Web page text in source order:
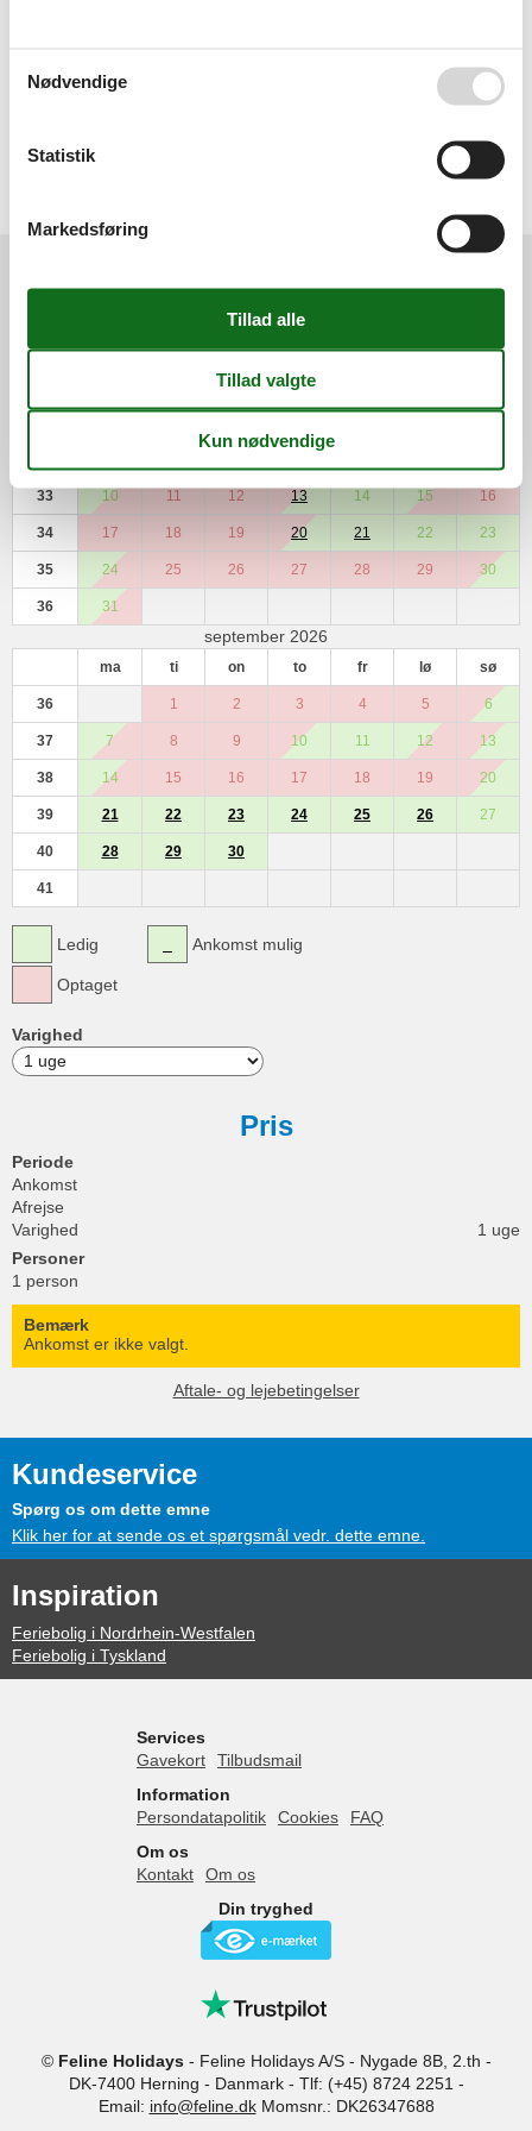
Vandvarmer
on to
33 10 11 12 13 14 15 16
34 17 18 19 20 21 22 23
35 24 25 26 27 28 29 30
36 31
september 2026
ma ti on to fr lø sø
36 1 2 3 4 5 6
37 7 8 9 10 11 12 13
38 14 15 16 17 18 19 20
39 21 22 23 24 25 26 27
40 28 29 30
41
Ledig
Optaget
Ankomst mulig
Varighed
Pris
Periode
Ankomst
Afrejse
Varighed
1 uge
Personer
1 person
Bemærk
Ankomst er ikke valgt.
Aftale- og lejebetingelser
Kundeservice
Spørg os om dette emne
Klik her for at sende os et spørgsmål vedr. dette emne.
Inspiration
Feriebolig i Nordrhein-Westfalen
Feriebolig i Tyskland
Services
Gavekort
Tilbudsmail
Information
Persondatapolitik
Cookies
FAQ
Om os
Kontakt
Om os
Din tryghed
© Feline Holidays- Feline Holidays A/S- Nygade 8B, 2.th -
DK-7400 Herning - Danmark - Tlf: (+45) 8724 2251 -
Email: info@feline.dk Momsnr.: DK26347688
Nødvendige
Statistik
Markedsføring